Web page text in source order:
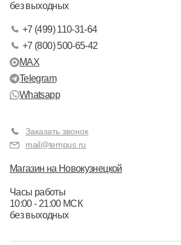
без выходных
+7 (499) 110-31-64
+7 (800) 500-65-42
MAX
Telegram
Whatsapp
Заказать звонок
mail@tempus.ru
Магазин на Новокузнецкой
Часы работы
10:00 - 21:00 МСК
без выходных